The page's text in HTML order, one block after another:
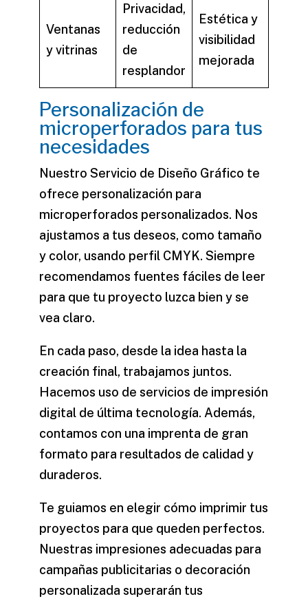
Ventanas
y vitrinas
Privacidad,
reducción
de
resplandor
Estética y
visibilidad
mejorada
Personalización de
microperforados para tus
necesidades
Nuestro Servicio de Diseño Gráfico te
ofrece personalización para
microperforados personalizados. Nos
ajustamos a tus deseos, como tamaño
y color, usando perfil CMYK. Siempre
recomendamos fuentes fáciles de leer
para que tu proyecto luzca bien y se
vea claro.
En cada paso, desde la idea hasta la
creación final, trabajamos juntos.
Hacemos uso de servicios de impresión
digitalde última tecnología. Además,
contamos con una imprenta de gran
formato para resultados de calidad y
duraderos.
Te guiamos en elegir cómo imprimir tus
proyectos para que queden perfectos.
Nuestras impresiones adecuadas para
campañas publicitarias o decoración
personalizada superarán tus